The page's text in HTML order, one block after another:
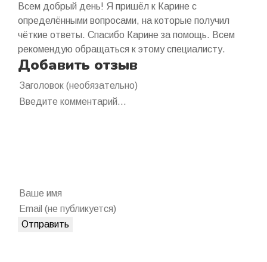
Всем добрый день! Я пришёл к Карине с
определёнными вопросами, на которые получил
чёткие ответы. Спасибо Карине за помощь. Всем
рекомендую обращаться к этому специалисту.
Добавить отзыв
Отправить